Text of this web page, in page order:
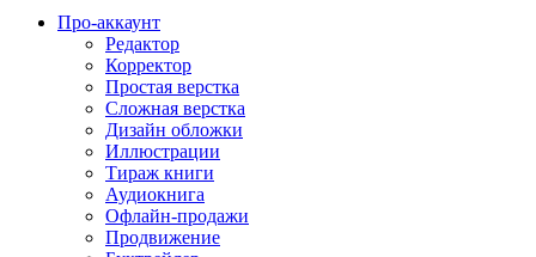
Про-аккаунт
Редактор
Корректор
Простая верстка
Сложная верстка
Дизайн обложки
Иллюстрации
Тираж книги
Аудиокнига
Офлайн-продажи
Продвижение